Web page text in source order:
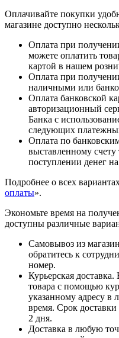
Оплачивайте покупки
магазине доступно
Оплата при
можете оплатить
картой в нашем
Оплата при
наличными или
Оплата банковской
авторизационный
Банка с
следующих
Оплата по
выставленному счету
поступлении денег
Подробнее о всех
оплаты».
Экономьте время на
доступны различные
Самовывоз из
обратитесь к
номер.
Курьерская
товара с помощью
указанному адресу в
время. Срок
2 дня.
Доставка в любую